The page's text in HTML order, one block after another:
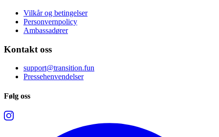
Vilkår og betingelser
Personvernpolicy
Ambassadører
Kontakt oss
support@transition.fun
Pressehenvendelser
Følg oss